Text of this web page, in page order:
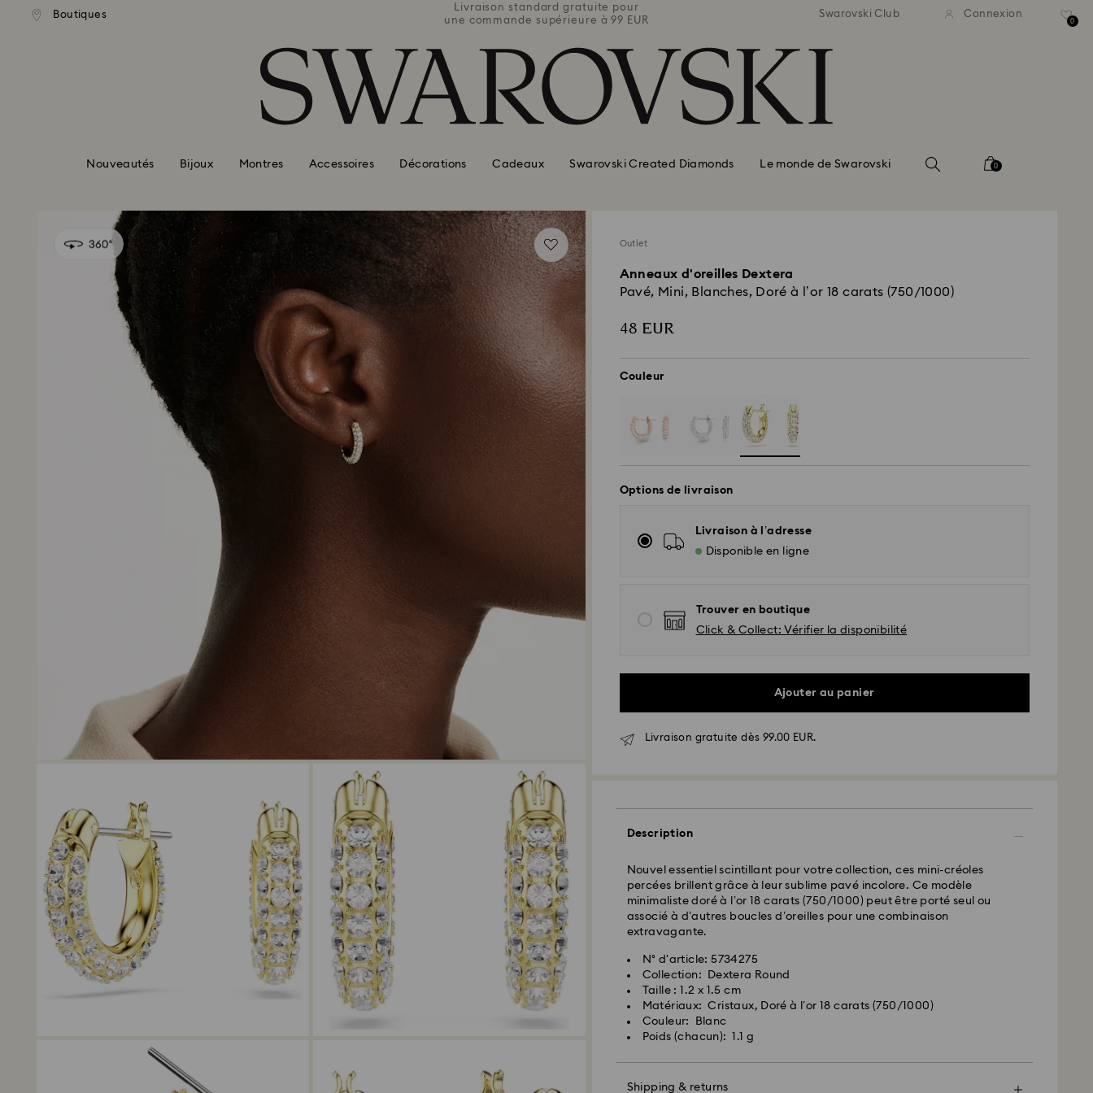
Accesskeys list
Boutiques
standard gratuite pour
supérieure à 99 EUR
Livraison standard gratuite pour
une commande supérieure à 99 EUR
Livraison standard gratuite pour
une commande supérieure à 99 EUR
Livraison standard
une commande supérieure
Swarovski Club Connexion
0
Nouveautés Bijoux Montres Accessoires Décorations Cadeaux Swarovski Created Diamonds Le monde de Swarovski 0
Outlet
Anneaux d'oreilles Dextera
Pavé, Mini, Blanches, Doré à l’or 18 carats (750/1000)
48 EUR
Couleur
Options de livraison
Livraison à l’adresse
Disponible en ligne
Trouver en boutique
Click & Collect: Vérifier la disponibilité
Ajouter au panier
Livraison gratuite dès 99.00 EUR.
Description
Nouvel essentiel scintillant pour votre collection, ces mini-créoles
percées brillent grâce à leur sublime pavé incolore. Ce modèle
minimaliste doré à l’or 18 carats (750/1000) peut être porté seul ou
associé à d’autres boucles d’oreilles pour une combinaison
extravagante.
N° d'article: 5734275
Collection: Dextera Round
Taille : 1.2 x 1.5 cm
Matériaux: Cristaux, Doré à l’or 18 carats (750/1000)
Couleur: Blanc
Poids (chacun): 1.1 g
Shipping & returns
Livraison standard - GLS
Délai de livraison standard: 2 jour ouvrable après traitement et
Frais de livraison standard: EUR 6.95
Livraison express - FedEx
Les commandes passées du lundi au vendredi avant 14:30 HEC
seront traitées et expédiées le jour ouvrable même
Délai de livraison express: 1 jours ouvrable après traitement et
expédition
Frais de livraison express: EUR 17.50
Pour l’instant, Swarovski n’est pas en mesure d’effectuer des
livraisons vers les boîtes postales ou les adresses APO/FPO. Les